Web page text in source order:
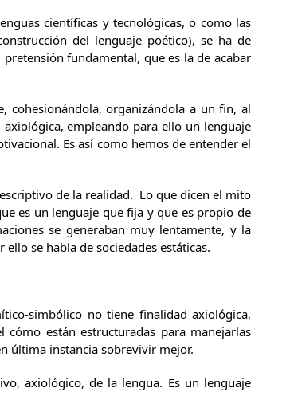
científicas y tecnológicas, o como las
del lenguaje poético), se ha de
fundamental, que es la de acabar
cohesionándola, organizándola a un fin, al
empleando para ello un lenguaje
Es así como hemos de entender el
de la realidad. Lo que dicen el mito
es un lenguaje que fija y que es propio de
se generaban muy lentamente, y la
se habla de sociedades estáticas.
simbólico no tiene finalidad axiológica,
están estructuradas para manejarlas
última instancia sobrevivir mejor.
axiológico, de la lengua. Es un lenguaje